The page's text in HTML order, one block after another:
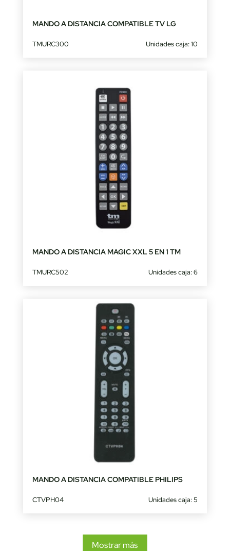
MANDO A DISTANCIA COMPATIBLE TV LG
TMURC300 Unidades caja: 10
MANDO A DISTANCIA MAGIC XXL 5 EN 1 TM
TMURC502 Unidades caja: 6
MANDO A DISTANCIA COMPATIBLE PHILIPS
CTVPH04 Unidades caja: 5
Mostrar más